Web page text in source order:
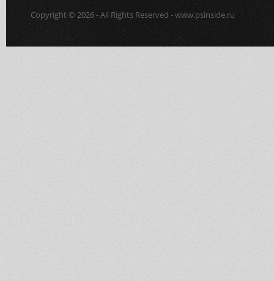
Copyright © 2026 - All Rights Reserved - www.psinside.ru